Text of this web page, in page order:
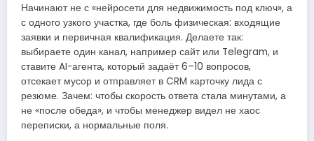
Начинают не с «нейросети для недвижимость под ключ», а
с одного узкого участка, где боль физическая: входящие
заявки и первичная квалификация. Делаете так:
выбираете один канал, например сайт или Telegram, и
ставите AI-агента, который задаёт 6–10 вопросов,
отсекает мусор и отправляет в CRM карточку лида с
резюме. Зачем: чтобы скорость ответа стала минутами, а
не «после обеда», и чтобы менеджер видел не хаос
переписки, а нормальные поля.